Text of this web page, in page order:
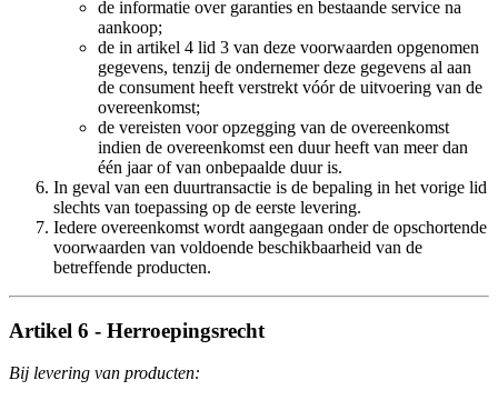
de informatie over garanties en bestaande service na
aankoop;
de in artikel 4 lid 3 van deze voorwaarden opgenomen
gegevens, tenzij de ondernemer deze gegevens al aan
de consument heeft verstrekt vóór de uitvoering van de
overeenkomst;
de vereisten voor opzegging van de overeenkomst
indien de overeenkomst een duur heeft van meer dan
één jaar of van onbepaalde duur is.
In geval van een duurtransactie is de bepaling in het vorige lid
slechts van toepassing op de eerste levering.
Iedere overeenkomst wordt aangegaan onder de opschortende
voorwaarden van voldoende beschikbaarheid van de
betreffende producten.
Artikel 6 - Herroepingsrecht
Bij levering van producten: